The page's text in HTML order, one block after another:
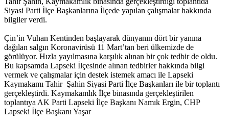
Siyasi Parti İlçe Başkanlarına İlçede yapılan çalışmalar hakkında
bilgiler verdi.
Çin’in Vuhan Kentinden başlayarak dünyanın dört bir yanına
dağılan salgın Koronavirüsü 11 Mart’tan beri ülkemizde de
görülüyor. Hızla yayılmasına karşılık alınan bir çok tedbir de oldu.
Bu kapsamda Lapseki İlçesinde alınan tedbirler hakkında bilgi
vermek ve çalışmalar için destek istemek amacı ile Lapseki
Kaymakamı Tahir Şahin Siyasi Parti İlçe Başkanları ile bir toplantı
gerçekleştirdi. Kaymakamlık İlçe binasında gerçekleştirilen
toplantıya AK Parti Lapseki İlçe Başkanı Namık Ergin, CHP
Lapseki İlçe Başkanı Yaşar